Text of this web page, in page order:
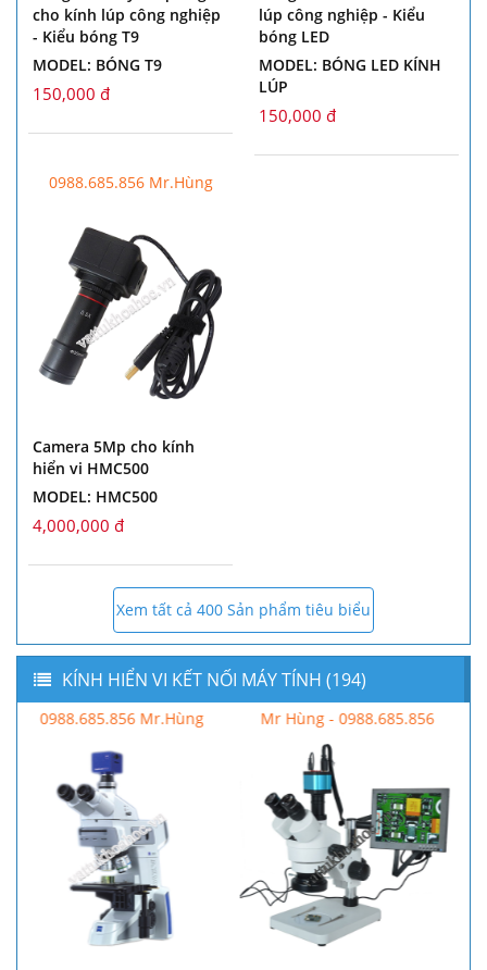
cho kính lúp công nghiệp
- Kiểu bóng T9
MODEL: BÓNG T9
150,000 đ
lúp công nghiệp - Kiểu
bóng LED
MODEL: BÓNG LED KÍNH
LÚP
150,000 đ
0988.685.856 Mr.Hùng
Camera 5Mp cho kính
hiển vi HMC500
MODEL: HMC500
4,000,000 đ
Xem tất cả 400 Sản phẩm tiêu biểu
KÍNH HIỂN VI KẾT NỐI MÁY TÍNH (194)
Mr Hùng - 0988.685.856 0988.685.856 Mr.Hùng